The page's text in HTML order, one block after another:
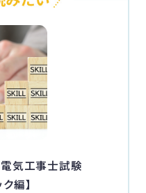
電気工事士試験
編】